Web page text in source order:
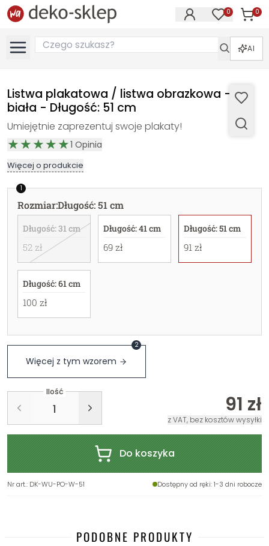
0 0
AI
Listwa plakatowa / listwa obrazkowa -
biała - Długość: 51 cm
Umiejętnie zaprezentuj swoje plakaty!
1 Opinia
Więcej o produkcie
1
Rozmiar:Długość: 51 cm
Długość: 31 cm
52 zł
Długość: 41 cm
69 zł
Długość: 51 cm
91 zł
Długość: 61 cm
100 zł
Więcej z tym wzorem
2
Ilość
91 zł
z VAT, bez kosztów wysyłki
Do koszyka
Nr art.: DK-WU-PO-W-51 Dostępny od ręki: 1-3 dni robocze
PODOBNE PRODUKTY